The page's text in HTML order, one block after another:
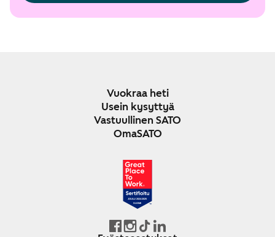
Vuokraa heti
Usein kysyttyä
Vastuullinen SATO
OmaSATO
JOULU 2024-2025
SUOMI